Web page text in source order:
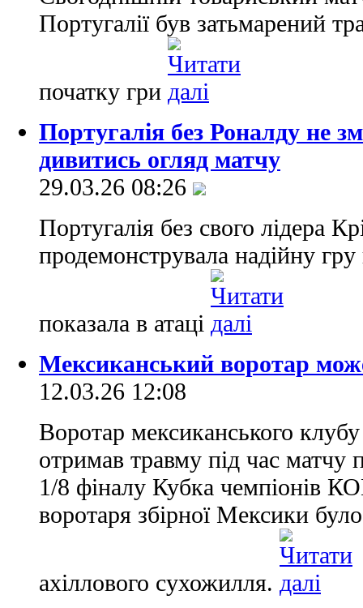
Португалії був затьмарений
початку гри
Португалія без Роналду не
дивитись огляд матчу
29.03.26 08:26
Португалія без свого лідера
продемонструвала надійну
показала в атаці
Мексиканський воротар
12.03.26 12:08
Воротар мексиканського
отримав травму під час матчу
1/8 фіналу Кубка чемпіонів
воротаря збірної Мексики
ахіллового сухожилля.